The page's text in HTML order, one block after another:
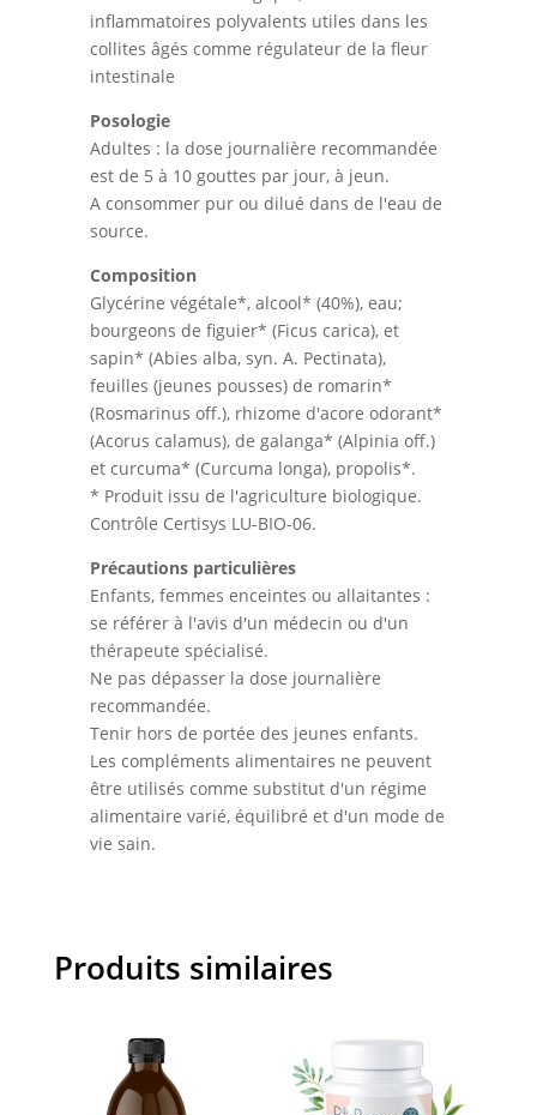
inflammatoires polyvalents utiles dans les
collites âgés comme régulateur de la fleur
intestinale
Posologie
Adultes : la dose journalière recommandée
est de 5 à 10 gouttes par jour, à jeun.
A consommer pur ou dilué dans de l'eau de
source.
Composition
Glycérine végétale*, alcool* (40%), eau;
bourgeons de figuier* (Ficus carica), et
sapin* (Abies alba, syn. A. Pectinata),
feuilles (jeunes pousses) de romarin*
(Rosmarinus off.), rhizome d'acore odorant*
(Acorus calamus), de galanga* (Alpinia off.)
et curcuma* (Curcuma longa), propolis*.
* Produit issu de l'agriculture biologique.
Contrôle Certisys LU-BIO-06.
Précautions particulières
Enfants, femmes enceintes ou allaitantes :
se référer à l'avis d'un médecin ou d'un
thérapeute spécialisé.
Ne pas dépasser la dose journalière
recommandée.
Tenir hors de portée des jeunes enfants.
Les compléments alimentaires ne peuvent
être utilisés comme substitut d'un régime
alimentaire varié, équilibré et d'un mode de
vie sain.
Produits similaires